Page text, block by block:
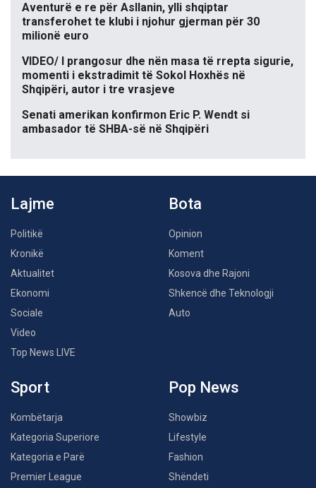
Aventurë e re për Asllanin, ylli shqiptar
transferohet te klubi i njohur gjerman për 30
milionë euro
VIDEO/ I prangosur dhe nën masa të rrepta sigurie,
momenti i ekstradimit të Sokol Hoxhës në
Shqipëri, autor i tre vrasjeve
Senati amerikan konfirmon Eric P. Wendt si
ambasador të SHBA-së në Shqipëri
Lajme
Politikë
Kronikë
Aktualitet
Ekonomi
Sociale
Video
Top News LIVE
Bota
Opinion
Koment
Kosova dhe Rajoni
Shkencë dhe Teknologji
Auto
Sport
Kombëtarja
Kategoria Superiore
Kategoria e Parë
Premier League
Pop News
Showbiz
Lifestyle
Fashion
Shëndeti